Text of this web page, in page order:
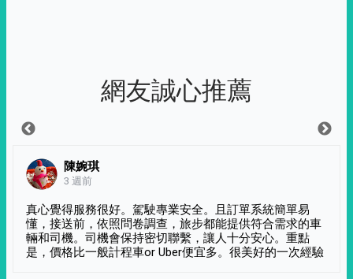
網友誠心推薦
陳婉琪
3 週前
真心覺得服務很好。駕駛專業安全。且訂單系統簡單易
懂，接送前，依照問卷調查，旅步都能提供符合需求的車
輛和司機。司機會保持密切聯繫，讓人十分安心。重點
是，價格比一般計程車or Uber便宜多。很美好的一次經驗